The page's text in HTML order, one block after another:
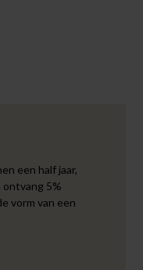
een half jaar,
5%
vorm van een